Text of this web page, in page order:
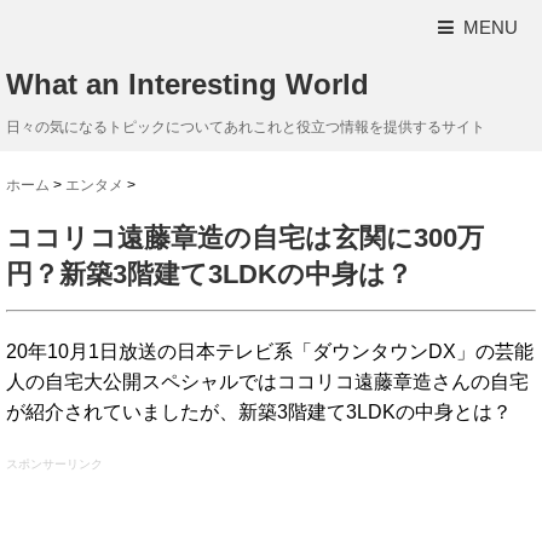
MENU
What an Interesting World
日々の気になるトピックについてあれこれと役立つ情報を提供するサイト
ホーム > エンタメ >
ココリコ遠藤章造の自宅は玄関に300万
円？新築3階建て3LDKの中身は？
20年10月1日放送の日本テレビ系「ダウンタウンDX」の芸能
人の自宅大公開スペシャルではココリコ遠藤章造さんの自宅
が紹介されていましたが、新築3階建て3LDKの中身とは？
スポンサーリンク